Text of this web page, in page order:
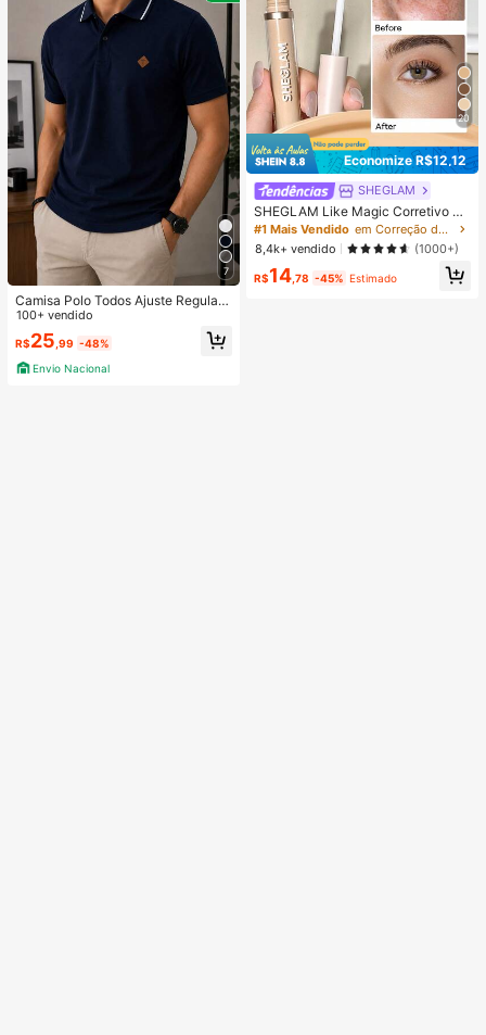
7
Camisa Polo Todos Ajuste Regular
Bordado Masculina
100+ vendido
R$25 ,99 -48%
Envio Nacional
20
Economize R$12,12
SHEGLAM
SHEGLAM Like Magic Corretivo Alt
a Cobertura 12H-Shell Marca De B
eleza CosméTicos Maquiagem Par
a Mulheres E Meninas
#1 Mais Vendido
em Correção de cor Corretivo
8,4k+ vendido
(1000+)
R$14 ,78 -45% Estimado